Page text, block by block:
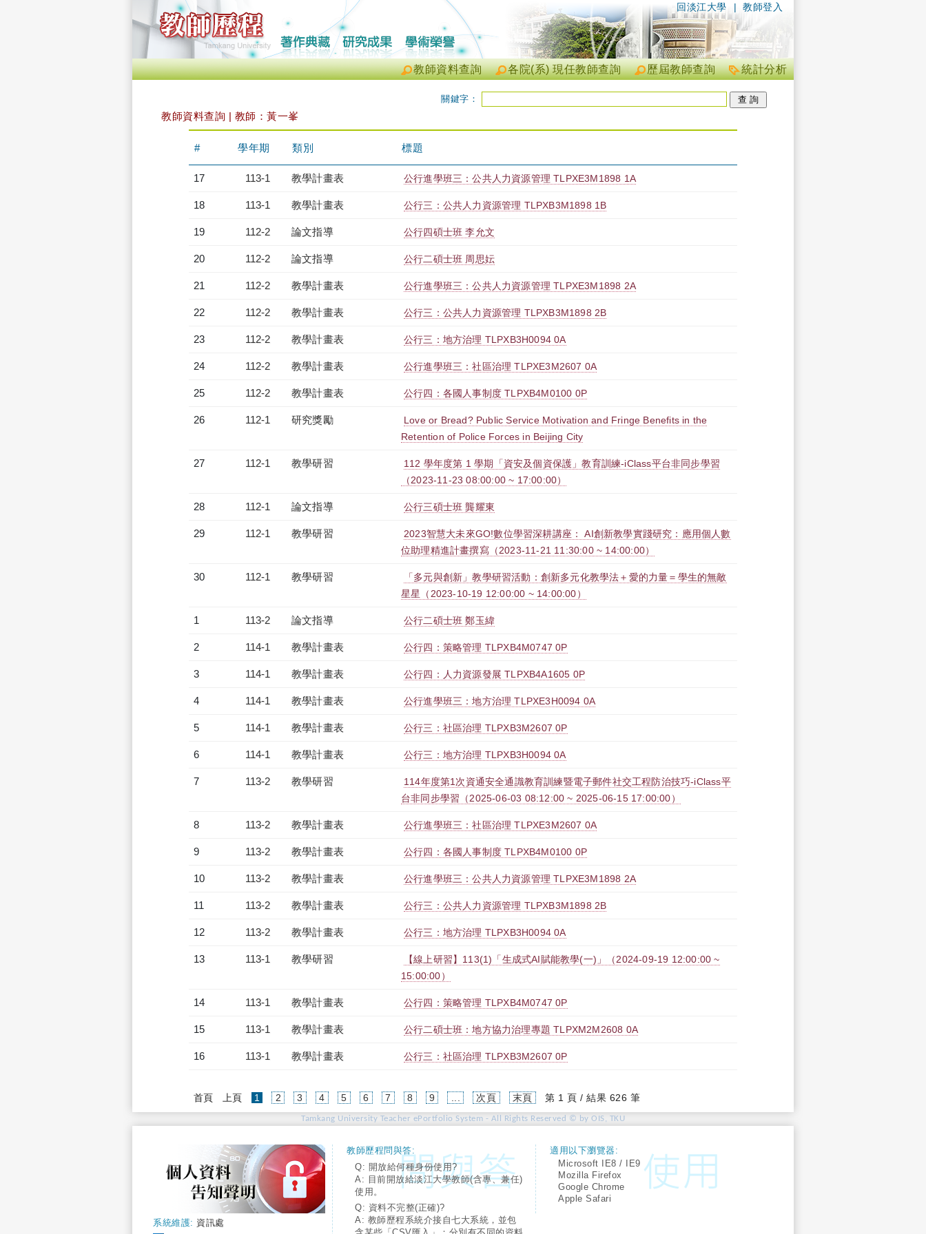
| 教師登入
回淡江大學
統計分析
歷屆教師查詢
各院(系) 現任教師查詢
教師資料查詢
關鍵字：
教師資料查詢 | 教師：黃一峯
# 學年期 類別 標題
17 113-1 教學計畫表 公行進學班三：公共人力資源管理 TLPXE3M1898 1A
18 113-1 教學計畫表 公行三：公共人力資源管理 TLPXB3M1898 1B
19 112-2 論文指導 公行四碩士班 李允文
20 112-2 論文指導 公行二碩士班 周思妘
21 112-2 教學計畫表 公行進學班三：公共人力資源管理 TLPXE3M1898 2A
22 112-2 教學計畫表 公行三：公共人力資源管理 TLPXB3M1898 2B
23 112-2 教學計畫表 公行三：地方治理 TLPXB3H0094 0A
24 112-2 教學計畫表 公行進學班三：社區治理 TLPXE3M2607 0A
25 112-2 教學計畫表 公行四：各國人事制度 TLPXB4M0100 0P
26 112-1 研究獎勵
Love or Bread? Public Service Motivation and Fringe Benefits in the
Retention of Police Forces in Beijing City
27 112-1 教學研習
112 學年度第 1 學期「資安及個資保護」教育訓練-iClass平台非同步學習
（2023-11-23 08:00:00 ~ 17:00:00）
28 112-1 論文指導 公行三碩士班 龔耀東
29 112-1 教學研習
2023智慧大未來GO!數位學習深耕講座： AI創新教學實踐研究：應用個人數
位助理精進計畫撰寫（2023-11-21 11:30:00 ~ 14:00:00）
30 112-1 教學研習
「多元與創新」教學研習活動：創新多元化教學法＋愛的力量＝學生的無敵
星星（2023-10-19 12:00:00 ~ 14:00:00）
1 113-2 論文指導 公行二碩士班 鄭玉緯
2 114-1 教學計畫表 公行四：策略管理 TLPXB4M0747 0P
3 114-1 教學計畫表 公行四：人力資源發展 TLPXB4A1605 0P
4 114-1 教學計畫表 公行進學班三：地方治理 TLPXE3H0094 0A
5 114-1 教學計畫表 公行三：社區治理 TLPXB3M2607 0P
6 114-1 教學計畫表 公行三：地方治理 TLPXB3H0094 0A
7 113-2 教學研習
114年度第1次資通安全通識教育訓練暨電子郵件社交工程防治技巧-iClass平
台非同步學習（2025-06-03 08:12:00 ~ 2025-06-15 17:00:00）
8 113-2 教學計畫表 公行進學班三：社區治理 TLPXE3M2607 0A
9 113-2 教學計畫表 公行四：各國人事制度 TLPXB4M0100 0P
10 113-2 教學計畫表 公行進學班三：公共人力資源管理 TLPXE3M1898 2A
11 113-2 教學計畫表 公行三：公共人力資源管理 TLPXB3M1898 2B
12 113-2 教學計畫表 公行三：地方治理 TLPXB3H0094 0A
13 113-1 教學研習
【線上研習】113(1)「生成式AI賦能教學(一)」（2024-09-19 12:00:00 ~
15:00:00）
14 113-1 教學計畫表 公行四：策略管理 TLPXB4M0747 0P
15 113-1 教學計畫表 公行二碩士班：地方協力治理專題 TLPXM2M2608 0A
16 113-1 教學計畫表 公行三：社區治理 TLPXB3M2607 0P
首頁 上頁 1 (current)
2 3 4 5 6 7 8 9 次頁 末頁 第 1 頁 / 結果 626 筆
Tamkang University Teacher ePortfolio System - All Rights Reserved © by OIS, TKU
系統維護: 資訊處
教師歷程問與答:
Q: 開放給何種身份使用?
A: 目前開放給淡江大學教師(含專、兼任)
使用。
Q: 資料不完整(正確)?
A: 教師歷程系統介接自七大系統，並包
適用以下瀏覽器:
Microsoft IE8 / IE9
Mozilla Firefox
Google Chrome
Apple Safari